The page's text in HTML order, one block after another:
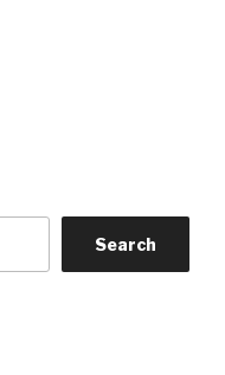
Search